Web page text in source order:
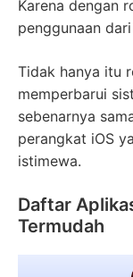
Karena dengan
penggunaan
Tidak hanya itu
memperbarui
sebenarnya
perangkat iOS
istimewa.
Daftar
Termudah